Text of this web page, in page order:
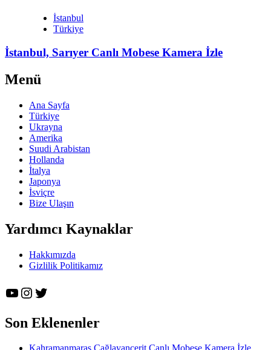
İstanbul
Türkiye
İstanbul, Sarıyer Canlı Mobese Kamera İzle
Menü
Ana Sayfa
Türkiye
Ukrayna
Amerika
Suudi Arabistan
Hollanda
İtalya
Japonya
İsviçre
Bize Ulaşın
Yardımcı Kaynaklar
Hakkımızda
Gizlilik Politikamız
YouTube
Instagram
Twitter
Son Eklenenler